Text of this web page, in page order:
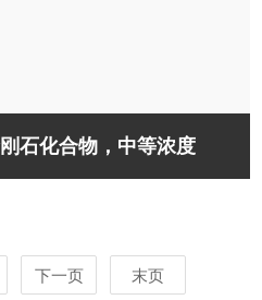
石化合物，中等浓度
下一页 末页